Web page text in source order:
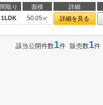
間取り 面積 詳細
1LDK 50.05㎡ 詳細を見る
該当公開件数1件 販売数1件